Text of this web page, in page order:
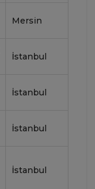
Mersin
İstanbul
İstanbul
İstanbul
İstanbul